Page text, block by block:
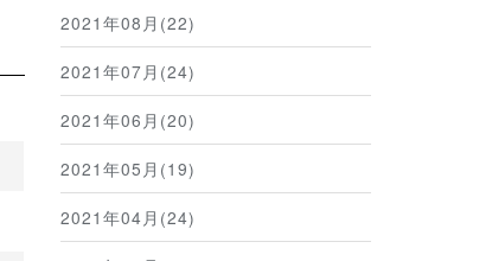
2021年08月(22)
2021年07月(24)
2021年06月(20)
2021年05月(19)
2021年04月(24)